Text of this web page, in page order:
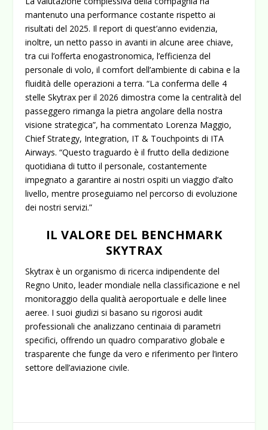
mantenuto una performance costante rispetto ai
risultati del 2025. Il report di quest’anno evidenzia,
inoltre, un netto passo in avanti in alcune aree chiave,
tra cui l’offertaenogastronomica, l’efficienza del
personale di volo, il comfort dell’ambiente di cabina e la
fluidità delleoperazioni a terra. “La conferma delle 4
stelle Skytrax per il 2026 dimostra come la centralità del
passeggero rimanga la pietra angolare della nostra
visione strategica”, ha commentato Lorenza Maggio,
Chief Strategy, Integration, IT & Touchpoints di ITA
Airways. “Questo traguardo è il frutto della dedizione
quotidiana di tutto il personale, costantemente
impegnato a garantire ai nostri ospiti un viaggio d’alto
livello, mentre proseguiamo nel percorso di evoluzione
dei nostri servizi.”
IL VALORE DEL BENCHMARK
SKYTRAX
Skytrax è un organismo di ricerca indipendente del
Regno Unito, leader mondiale nella classificazione e nel
monitoraggio della qualità aeroportuale e delle linee
aeree. I suoi giudizi si basano su rigorosi audit
professionali che analizzano centinaia di parametri
specifici, offrendo un quadro comparativo globale e
trasparente che funge da vero e riferimento per l’intero
settore dell’aviazione civile.